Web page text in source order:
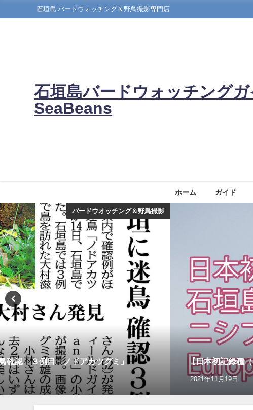
石垣島 バードウォッチング＆野鳥撮影専門店
石垣島バードウォッチングガ
SeaBeans
ホーム ガイド
バードウオッチング＆野鳥撮影
確認 ３例目 ノドアカツグミ」 【日本初記録種
2021年11月19日